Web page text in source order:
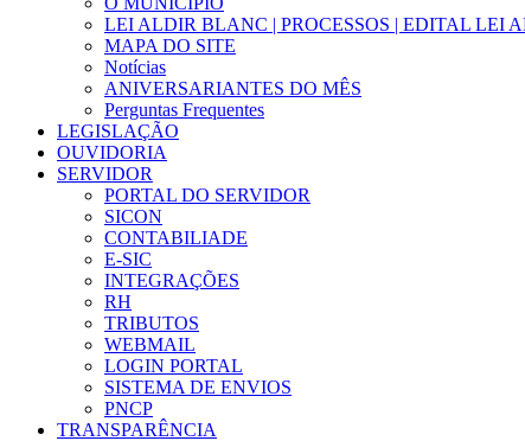
LEI ALDIR BLANC | PROCESSOS | EDITAL LEI
MAPA DO SITE
Notícias
ANIVERSARIANTES DO MÊS
Perguntas Frequentes
LEGISLAÇÃO
OUVIDORIA
SERVIDOR
PORTAL DO SERVIDOR
SICON
CONTABILIADE
E-SIC
INTEGRAÇÕES
RH
TRIBUTOS
WEBMAIL
LOGIN PORTAL
SISTEMA DE ENVIOS
PNCP
TRANSPARÊNCIA